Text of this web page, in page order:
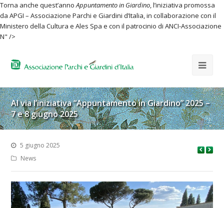
Torna anche quest’annoAppuntamento in Giardino, l’iniziativa promossa
da APGI – Associazione Parchi e Giardini d’Italia, in collaborazione con il
Ministero della Cultura e Ales Spa e con il patrocinio di ANCI-Associazione
N" />
Al via l’iniziativa “Appuntamento in Giardino” 2025 –
7 e 8 giugno 2025
5 giugno 2025
News